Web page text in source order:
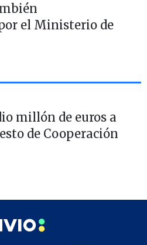
el Ministerio de
millón de euros a
de Cooperación